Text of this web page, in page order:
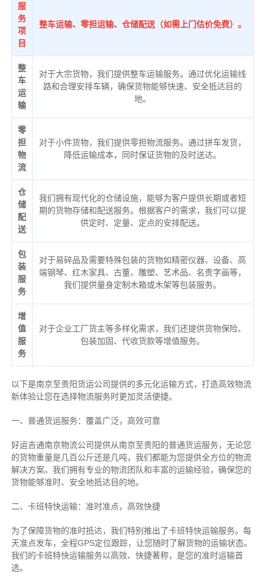
服
务
项
目
整车运输、零担运输、仓储配送（如需上门估价免费）。
整
车
运
输
对于大宗货物，我们提供整车运输服务。通过优化运输线
路和合理安排车辆，确保货物能够快速、安全抵达目的
地。
零
担
物
流
对于小件货物，我们提供零担物流服务。通过拼车发货，
降低运输成本，同时保证货物的及时送达。
仓
储
配
送
我们拥有现代化的仓储设施，能够为客户提供长期或者短
期的货物存储和配送服务。根据客户的需求，我们可以提
供定时、定量、定点的安排配送。
包
装
服
务
对于易碎品及需要特殊包装的货物如精密仪器、设备、高
端钢琴、红木家具、古董、雕塑、艺术品、名贵字画等，
我们提供量身定制木箱或木架等包装服务。
增
值
服
务
对于企业工厂货主等多样化需求，我们还提供货物保险、
包装加固、代收货款等增值服务。
以下是南京至贵阳货运公司提供的多元化运输方式，打造高效物流
新体验让您在选择物流服务时更加灵活便捷。
一、普通货运服务：覆盖广泛，高效可靠
好运吉通南京物流公司提供从南京至贵阳的普通货运服务，无论您
的货物重量是几百公斤还是几吨，我们都能为您提供全方位的物流
解决方案。我们拥有专业的物流团队和丰富的运输经验，确保您的
货物能够准时、安全地抵达目的地。
二、卡班特快运输：准时准点，高效快捷
为了保障货物的准时抵达，我们特别推出了卡班特快运输服务。每
天准点发车，全程GPS定位跟踪，让您随时了解货物的运输状态。
我们的卡班特快运输服务以高效、快捷著称，是您的准时运输首
选。